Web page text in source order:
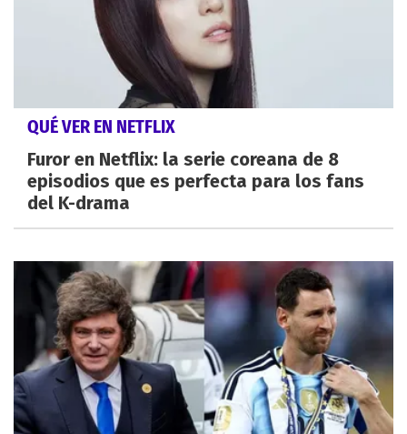
QUÉ VER EN NETFLIX
Furor en Netflix: la serie coreana de 8
episodios que es perfecta para los fans
del K-drama